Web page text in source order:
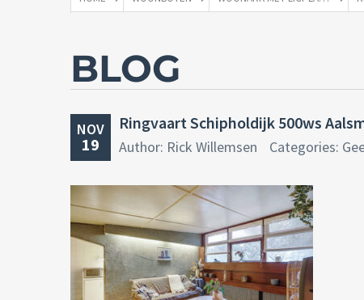
BLOG
NOV
19
Ringvaart Schipholdijk 500ws
Author: Rick Willemsen Categories: